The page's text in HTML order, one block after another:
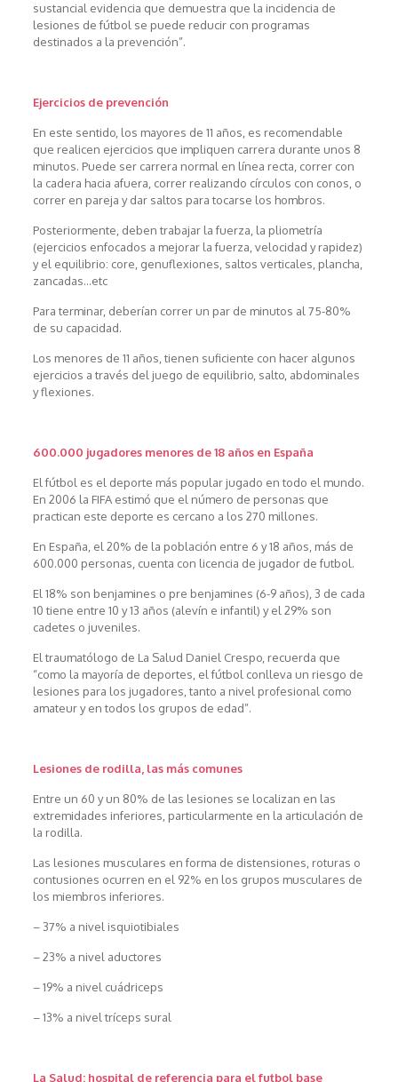
sustancial evidencia que demuestra que la incidencia de
lesiones de fútbol se puede reducir con programas
destinados a la prevención”.
Ejercicios de prevención
En este sentido, los mayores de 11 años, es recomendable
que realicen ejercicios que impliquen carrera durante unos 8
minutos. Puede ser carrera normal en línea recta, correr con
la cadera hacia afuera, correr realizando círculos con conos, o
correr en pareja y dar saltos para tocarse los hombros.
Posteriormente, deben trabajar la fuerza, la pliometría
(ejercicios enfocados a mejorar la fuerza, velocidad y rapidez)
y el equilibrio: core, genuflexiones, saltos verticales, plancha,
zancadas…etc
Para terminar, deberían correr un par de minutos al 75-80%
de su capacidad.
Los menores de 11 años, tienen suficiente con hacer algunos
ejercicios a través del juego de equilibrio, salto, abdominales
y flexiones.
600.000 jugadores menores de 18 años en España
El fútbol es el deporte más popular jugado en todo el mundo.
En 2006 la FIFA estimó que el número de personas que
practican este deporte es cercano a los 270 millones.
En España, el 20% de la población entre 6 y 18 años, más de
600.000 personas, cuenta con licencia de jugador de futbol.
El 18% son benjamines o pre benjamines (6-9 años), 3 de cada
10 tiene entre 10 y 13 años (alevín e infantil) y el 29% son
cadetes o juveniles.
El traumatólogo de La Salud Daniel Crespo, recuerda que
“como la mayoría de deportes, el fútbol conlleva un riesgo de
lesiones para los jugadores, tanto a nivel profesional como
amateur y en todos los grupos de edad”.
Lesiones de rodilla, las más comunes
Entre un 60 y un 80% de las lesiones se localizan en las
extremidades inferiores, particularmente en la articulación de
la rodilla.
Las lesiones musculares en forma de distensiones, roturas o
contusiones ocurren en el 92% en los grupos musculares de
los miembros inferiores.
– 37% a nivel isquiotibiales
– 23% a nivel aductores
– 19% a nivel cuádriceps
– 13% a nivel tríceps sural
La Salud: hospital de referencia para el futbol base